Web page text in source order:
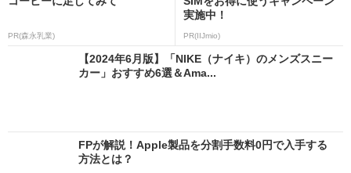
PR(森永乳業)
実施中！
PR(IIJmio)
【2024年6月版】「NIKE（ナイキ）のメンズスニー
カー」おすすめ6選＆Ama...
FPが解説！Apple製品を分割手数料0円で入手する
方法とは？